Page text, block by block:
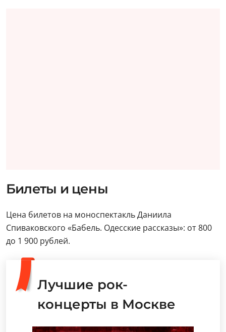
Билеты и цены
Цена билетов на моноспектакль Даниила
Спиваковского «Бабель. Одесские рассказы»: от 800
до 1 900 рублей.
Лучшие рок-
концерты в Москве